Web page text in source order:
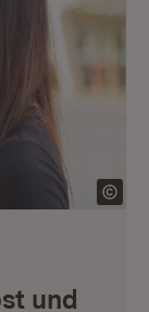
und